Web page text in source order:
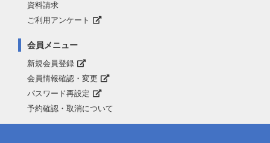
資料請求
ご利用アンケート
会員メニュー
新規会員登録
会員情報確認・変更
パスワード再設定
予約確認・取消について